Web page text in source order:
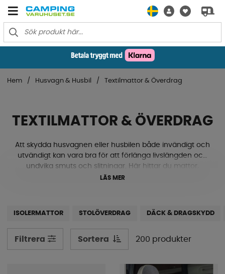
Hem Husvagn & Husbil Textilmattor & Överdrag
TEXTILMATTOR & ÖVERDRAG
Att skydda husvagnen eller husbilen både invändigt och
utvändigt kan vara bra för att förlänga livslängden och
undvika smuts och slitningar. Här hittar du mattor,
stolsöverdrag och isolermattor som motverkar både
dragskydd, takskydd och frontskydd, eller varför inte ett
sortiment nedan!
LÄS MER
ISOLERMATTOR STOLÖVERDRAG DÄCK & DRAGSKYDD
Filtrera Sortera 200 produkter